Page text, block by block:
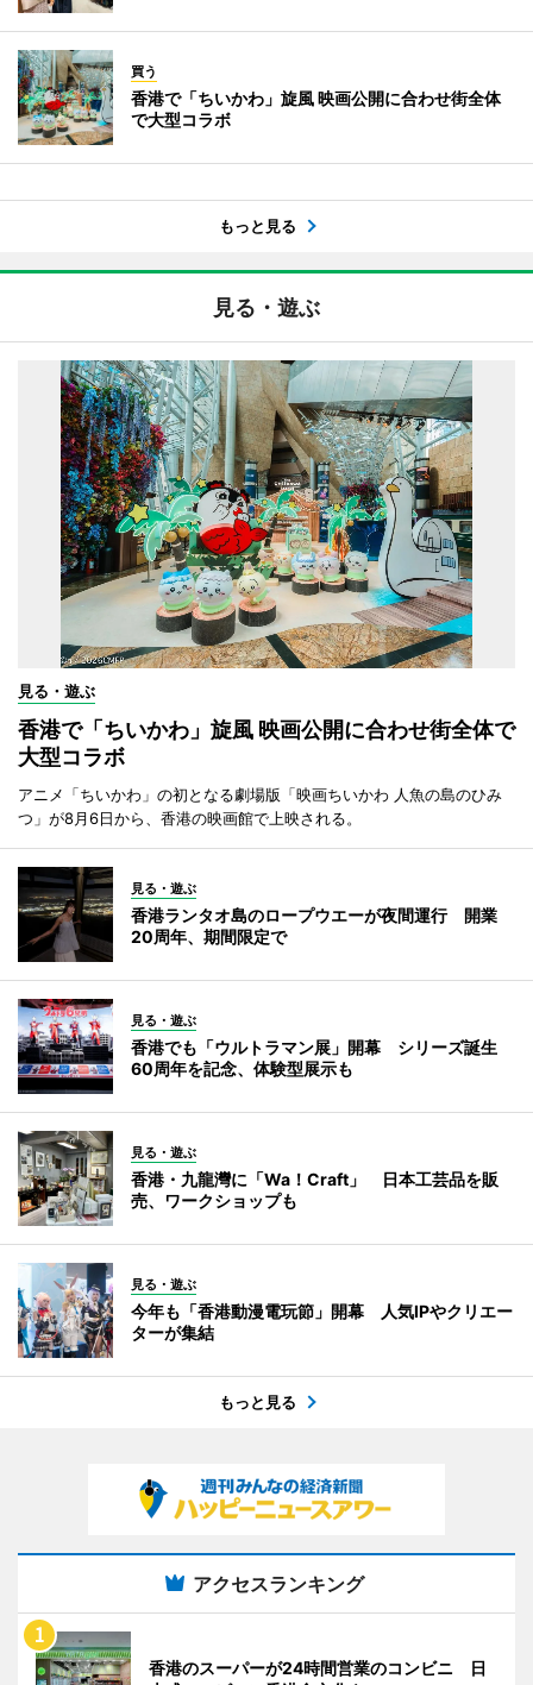
買う
香港で「ちいかわ」旋風 映画公開に合わせ街全体
で大型コラボ
もっと見る
見る・遊ぶ
見る・遊ぶ
香港で「ちいかわ」旋風 映画公開に合わせ街全体で
大型コラボ
アニメ「ちいかわ」の初となる劇場版「映画ちいかわ 人魚の島のひみ
つ」が8月6日から、香港の映画館で上映される。
見る・遊ぶ
香港ランタオ島のロープウエーが夜間運行 開業
20周年、期間限定で
見る・遊ぶ
香港でも「ウルトラマン展」開幕 シリーズ誕生
60周年を記念、体験型展示も
見る・遊ぶ
香港・九龍灣に「Wa！Craft」 日本工芸品を販
売、ワークショップも
見る・遊ぶ
今年も「香港動漫電玩節」開幕 人気IPやクリエー
ターが集結
もっと見る
アクセスランキング
香港のスーパーが24時間営業のコンビニ 日